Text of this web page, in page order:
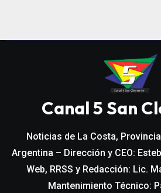
Canal 5 San
Noticias de La Costa,
Argentina – Dirección y CEO:
Web, RRSS y Redacción: Lic.
Mantenimiento Técnico: